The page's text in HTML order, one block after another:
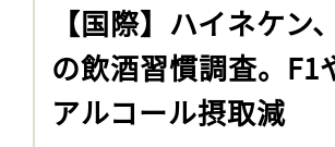
【国際】ハイネケン
の飲酒習慣調査。F1
アルコール摂取減